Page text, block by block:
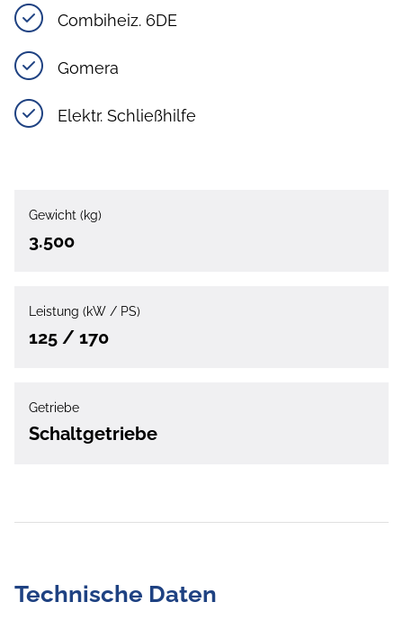
Combiheiz. 6DE
Gomera
Elektr. Schließhilfe
Gewicht (kg)
3.500
Leistung (kW / PS)
125 / 170
Getriebe
Schaltgetriebe
Technische Daten